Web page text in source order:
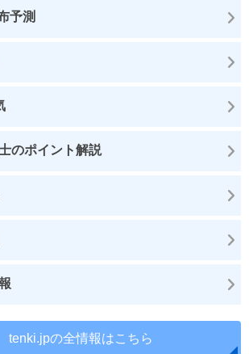
予測
のポイント解説
tenki.jpの全情報はこちら